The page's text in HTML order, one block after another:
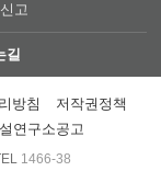
고
길
방침
저작권정책
연구소공고
1466-38